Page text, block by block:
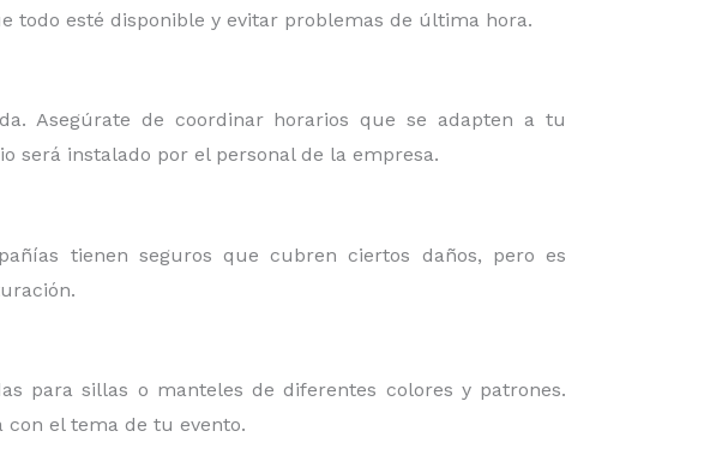
todo esté disponible y evitar problemas de última hora.
Asegúrate de coordinar horarios que se adapten a tu
será instalado por el personal de la empresa.
tienen seguros que cubren ciertos daños, pero es
para sillas o manteles de diferentes colores y patrones.
el tema de tu evento.